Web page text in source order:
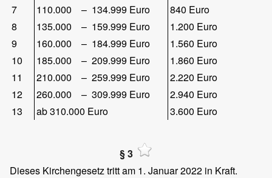
7
110.000 – 134.999 Euro
840 Euro
8
135.000 – 159.999 Euro
1.200 Euro
9
160.000 – 184.999 Euro
1.560 Euro
10
185.000 – 209.999 Euro
1.860 Euro
11
210.000 – 259.999 Euro
2.220 Euro
12
260.000 – 309.999 Euro
2.940 Euro
13
ab 310.000 Euro 3.600 Euro
§ 3
Dieses Kirchengesetz tritt am 1. Januar 2022 in Kraft.